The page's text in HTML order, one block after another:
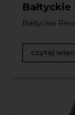
Bałtyckie
czytaj